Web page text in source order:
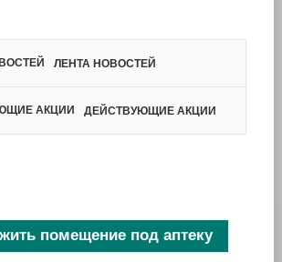
ЛЕНТА НОВОСТЕЙ
ДЕЙСТВУЮЩИЕ АКЦИИ
помещение под аптеку